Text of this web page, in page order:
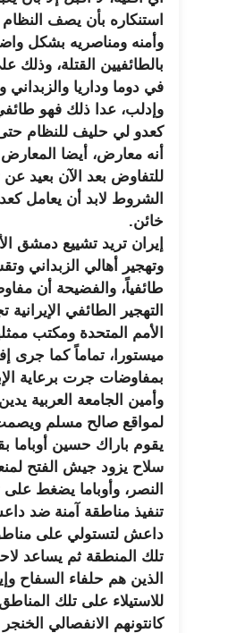
استنكاره بأن يصف
وأمنه ومناصريه بشكل
بالطائفيين القتلة، وذلك
في دوما وداريا
وإدلب، عدا ذلك فهو
كعدو لي حليف للنظام
أنه معارض، أيضا
للتفاوض بعد الآن بعيد عن
الشروط لابد أن يعامل
خائن.
إيران تريد تشييع دمشق
وتهجير أهالي الزبداني
طائفياً، والفضيحة أن
التهجير الطائفي
الأمم المتحدة ومكتب
ميستورا، تماماً كما جرى
بمفاوضات جرت برعاية
وأمين الجامعة العربية
لمواقع صالح مسلم
يقوم باراك حسين
سلاح يزود جيش الفتح
النصر، وأوباما يضغط
تنفيذ مناطقة آمنة ضد
داعش لتستولي على
تلك المنطقة ثم يساعد
الذين هم حلفاء السفاح
للاستيلاء على تلك المناطق
كانتونهم الانفصالي